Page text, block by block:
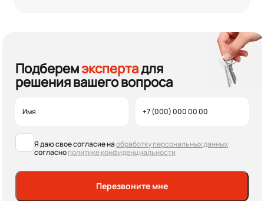
Подберемэкспертадля
решения вашего вопроса
Я даю свое согласие наобработку персональных данных
согласнополитике конфиденциальности
Перезвоните мне